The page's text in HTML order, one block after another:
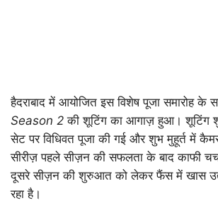
हैदराबाद में आयोजित इस विशेष पूजा समारोह के
Season 2 की शूटिंग का आगाज़ हुआ। शूटिंग
सेट पर विधिवत पूजा की गई और शुभ मुहूर्त में
सीरीज़ पहले सीज़न की सफलता के बाद काफी
दूसरे सीज़न की शुरुआत को लेकर फैंस में खास
रहा है।